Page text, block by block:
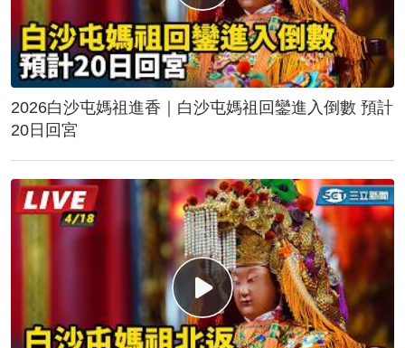
2026白沙屯媽祖進香｜白沙屯媽祖回鑾進入倒數 預計
20日回宮